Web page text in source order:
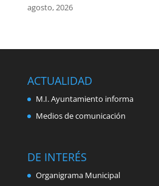
agosto, 2026
ACTUALIDAD
M.I. Ayuntamiento informa
Medios de comunicación
DE INTERÉS
Organigrama Municipal